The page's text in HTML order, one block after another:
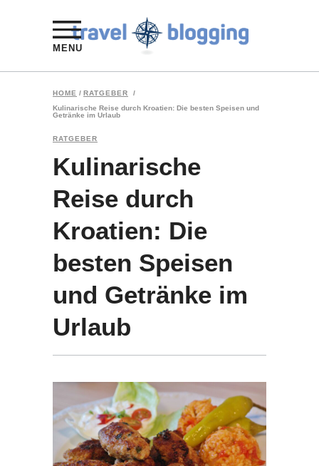
MENU
HOME / RATGEBER
/
Kulinarische Reise durch Kroatien: Die besten Speisen und
Getränke im Urlaub
RATGEBER
Kulinarische
Reise durch
Kroatien: Die
besten Speisen
und Getränke im
Urlaub